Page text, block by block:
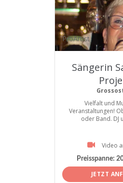
ProArtist
Sängerin
Vielfalt und
Veranstaltungen!
oder Band. DJ
Video
Preisspanne:
JETZT